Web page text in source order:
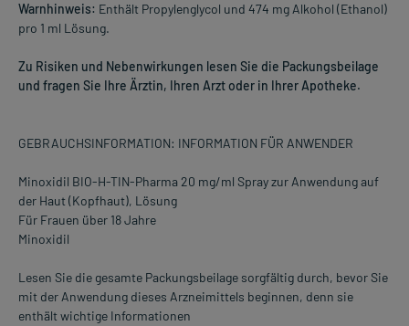
Warnhinweis: Enthält Propylenglycol und 474 mg Alkohol (Ethanol)
pro 1 ml Lösung.
Zu Risiken und Nebenwirkungen lesen Sie die Packungsbeilage
und fragen Sie Ihre Ärztin, Ihren Arzt oder in Ihrer Apotheke.
GEBRAUCHSINFORMATION: INFORMATION FÜR ANWENDER
Minoxidil BIO-H-TIN-Pharma 20 mg/ml Spray zur Anwendung auf
der Haut (Kopfhaut), Lösung
Für Frauen über 18 Jahre
Minoxidil
Lesen Sie die gesamte Packungsbeilage sorgfältig durch, bevor Sie
mit der Anwendung dieses Arzneimittels beginnen, denn sie
enthält wichtige Informationen